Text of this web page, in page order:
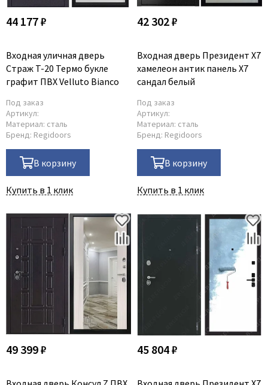
44 177 ₽
Входная уличная дверь
Страж T-20 Термо букле
графит ПВХ Velluto Bianco
Под заказ
Артикул:
Материал: сталь
Бренд: Regidoors
В корзину
Купить в 1 клик
42 302 ₽
Входная дверь Президент X7
хамелеон антик панель X7
сандал белый
Под заказ
Артикул:
Материал: сталь
Бренд: Regidoors
В корзину
Купить в 1 клик
49 399 ₽ 45 804 ₽